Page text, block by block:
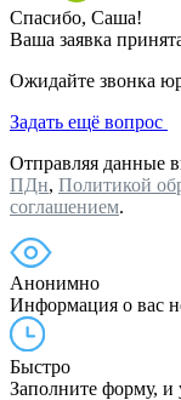
Спасибо, Саша!
Ваша заявка
Ожидайте звонка
Задать ещё вопрос
Отправляя данные
ПДн, Политикой
соглашением.
Анонимно
Информация о вас
Быстро
Заполните форму, и